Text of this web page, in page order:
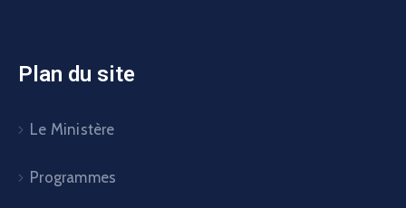
Plan du site
Le Ministère
Programmes